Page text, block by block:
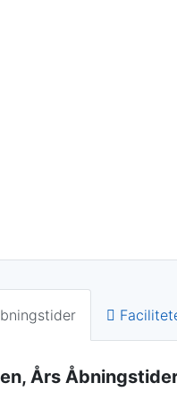
Års